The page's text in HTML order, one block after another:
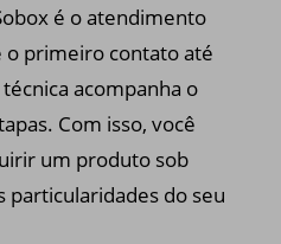
é o atendimento
o primeiro contato até
acompanha o
Com isso, você
um produto sob
particularidades do seu